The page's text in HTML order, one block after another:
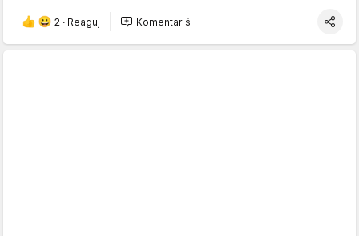
2 · Reaguj Komentariši